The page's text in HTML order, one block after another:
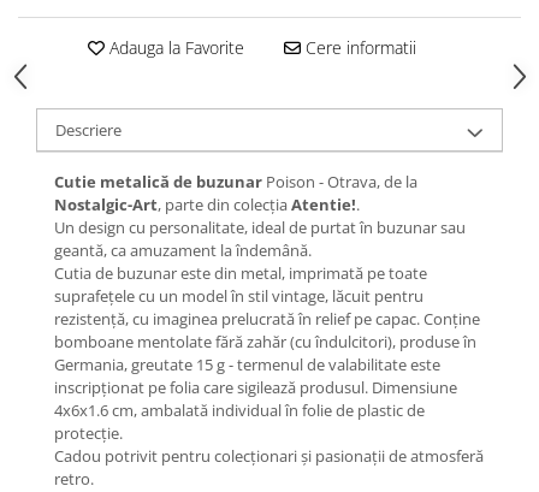
Adauga la Favorite Cere informatii
Descriere
Cutie metalică de buzunar Poison - Otrava, de la
Nostalgic-Art, parte din colecțiaAtentie!.
Un design cu personalitate, ideal de purtat în buzunar sau
geantă, ca amuzament la îndemână.
Cutia de buzunar este din metal, imprimată pe toate
suprafețele cu un model în stil vintage, lăcuit pentru
rezistență, cu imaginea prelucrată în relief pe capac. Conține
bomboane mentolate fără zahăr (cu îndulcitori), produse în
Germania, greutate 15 g - termenul de valabilitate este
inscripționat pe folia care sigilează produsul. Dimensiune
4x6x1.6 cm, ambalată individual în folie de plastic de
protecție.
Cadou potrivit pentru colecționari și pasionații de atmosferă
retro.